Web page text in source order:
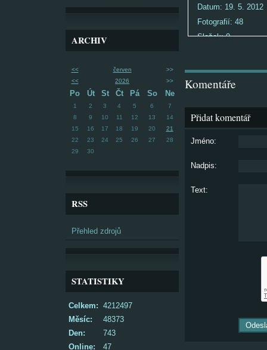
ARCHIV
<< červen
>>
<<
2026 >>
Po Út St Čt Pá So Ne
1 2 3 4 5 6
7
8
9 10 11 12 13
14
15
16 17 18 19 20
21
22
23 24 25 26 27
28
29
30
RSS
Přehled zdrojů
STATISTIKY
Online: 47
Celkem: 4212497
Měsíc:
48373
Den:
743
Datum: 19. 5. 2012
Fotografií: 48
Složek:0
Komentáře
Přidat komentář
Jméno:
Nadpis:
Text: